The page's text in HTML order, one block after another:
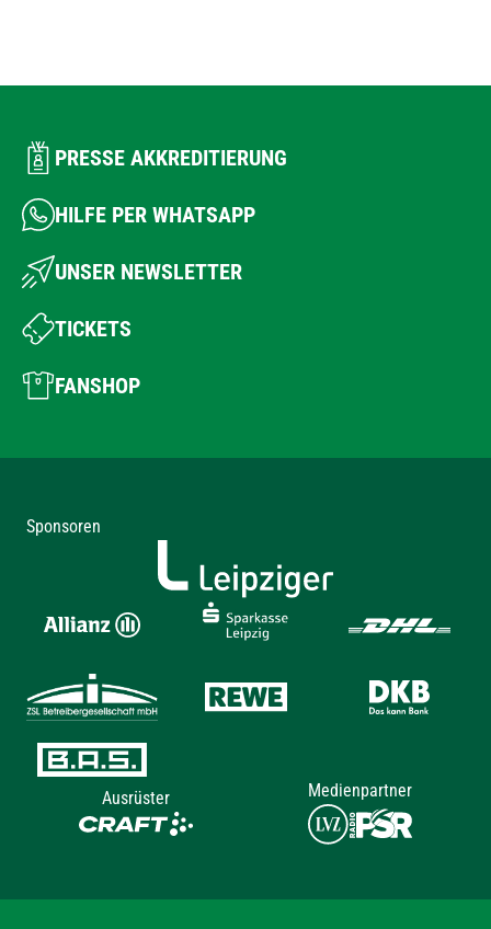
PRESSE AKKREDITIERUNG
HILFE PER WHATSAPP
UNSER NEWSLETTER
TICKETS
FANSHOP
Sponsoren
Ausrüster Medienpartner